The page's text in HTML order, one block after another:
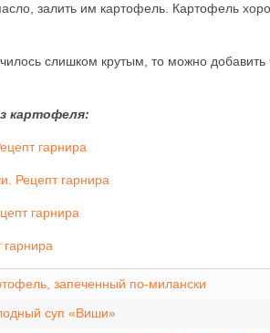
залить им картофель. Картофель
слишком крутым, то можно
картофеля:
гарнира
Рецепт гарнира
гарнира
запеченный по-милански
суп «Виши»